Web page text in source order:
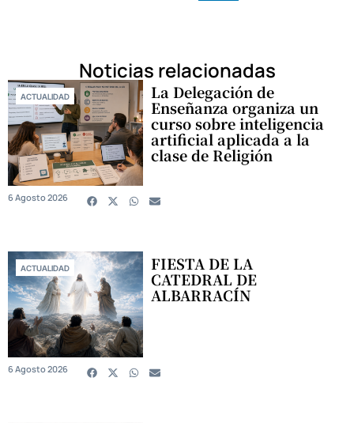
Noticias relacionadas
ACTUALIDAD La Delegación de
Enseñanza organiza un
curso sobre inteligencia
artificial aplicada a la
clase de Religión
6 Agosto 2026
ACTUALIDAD FIESTA DE LA
CATEDRAL DE
ALBARRACÍN
6 Agosto 2026